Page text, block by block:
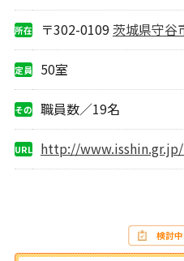
所在
〒302-0109茨城県守谷
定員 50室
その
職員数／19名
URL http://
検討